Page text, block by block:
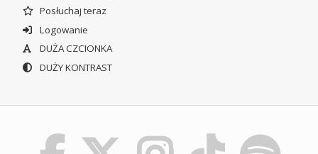
Posłuchaj teraz
Logowanie
DUŻA CZCIONKA
DUŻY KONTRAST